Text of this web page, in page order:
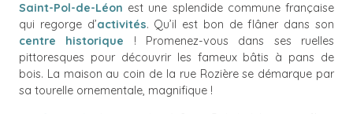
Saint-Pol-de-Léon est une splendide commune française
qui regorge d’activités. Qu’il est bon de flâner dans son
centre historique ! Promenez-vous dans ses ruelles
pittoresques pour découvrir les fameux bâtis à pans de
bois. La maison au coin de la rue Rozière se démarque par
sa tourelle ornementale, magnifique !